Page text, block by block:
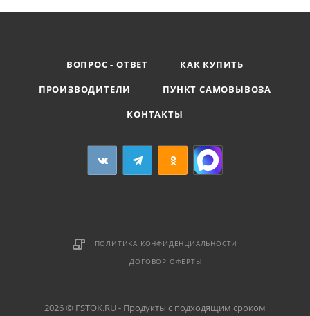
ВОПРОС - ОТВЕТ
КАК КУПИТЬ
ПРОИЗВОДИТЕЛИ
ПУНКТ САМОВЫВОЗА
КОНТАКТЫ
ПОЛИТИКА КОНФИДЕНЦИАЛЬНОСТИ
ДОГОВОР ОФЕРТЫ
2026 © FSTOK.RU - Продукты с подходящим сроком